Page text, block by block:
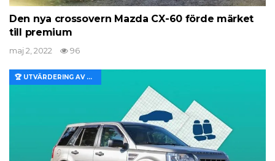
Den nya crossovern Mazda CX-60 förde märket
till premium
maj 2, 2022 96
🏆 UTVÄRDERING AV EGENSKAPER OCH VÄRDE